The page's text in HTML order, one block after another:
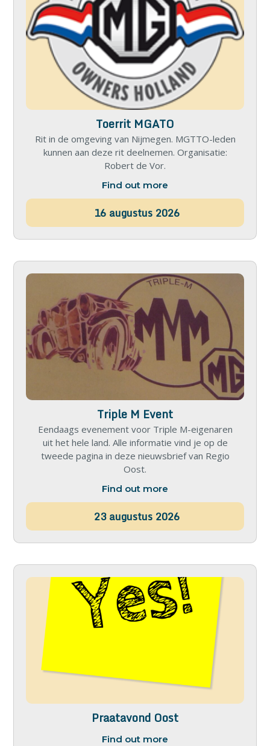
Toerrit MGATO
Rit in de omgeving van Nijmegen. MGTTO-leden
kunnen aan deze rit deelnemen. Organisatie:
Robert de Vor.
Find out more
16 augustus 2026
Triple M Event
Eendaags evenement voor Triple M-eigenaren
uit het hele land. Alle informatie vind je op de
tweede pagina in deze nieuwsbrief van Regio
Oost.
Find out more
23 augustus 2026
Praatavond Oost
Find out more